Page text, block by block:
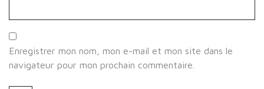
Enregistrer mon nom, mon e-mail et mon site dans le
navigateur pour mon prochain commentaire.